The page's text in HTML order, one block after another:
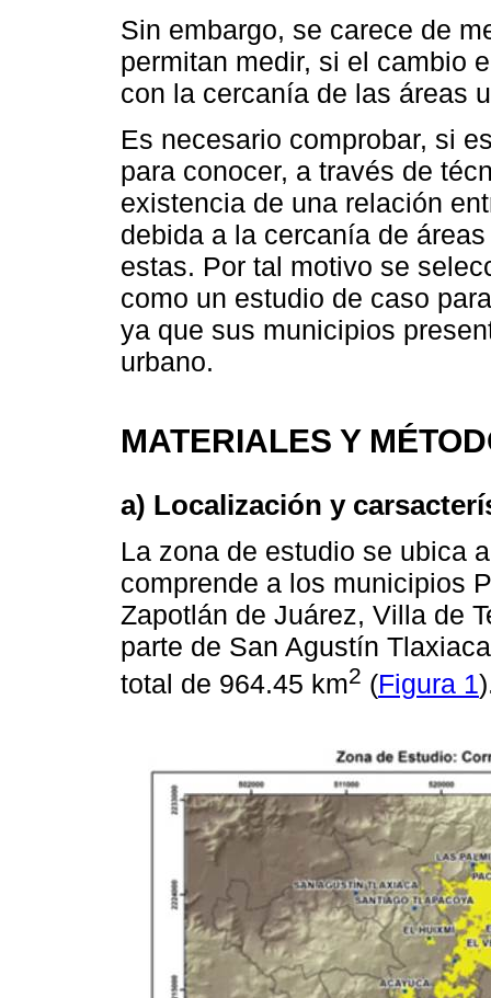
Sin embargo, se carece de
permitan medir, si el cambio
con la cercanía de las áreas
Es necesario comprobar, si
para conocer, a través de
existencia de una relación
debida a la cercanía de
estas. Por tal motivo se
como un estudio de caso
ya que sus municipios
urbano.
MATERIALES Y
a) Localización y
La zona de estudio se ubica
comprende a los municipios
Zapotlán de Juárez, Villa de
parte de San Agustín
total de 964.45 km2 (Figura 1